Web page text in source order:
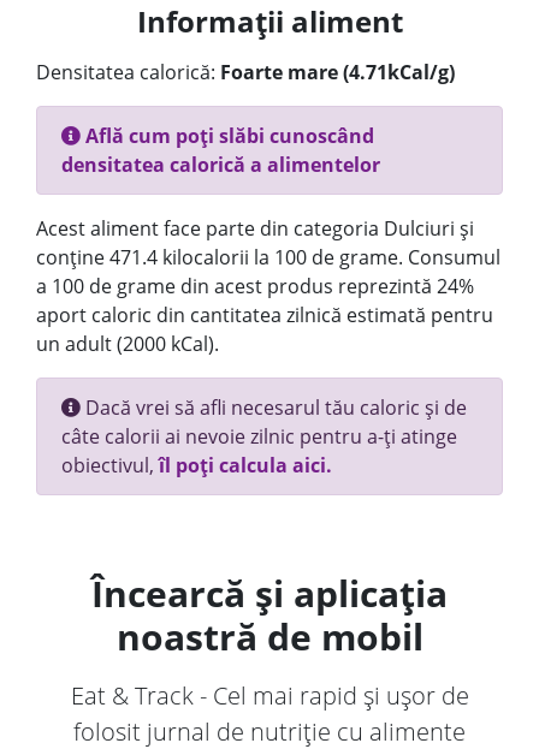
Informații aliment
Densitatea calorică: Foarte mare (4.71kCal/g)
Află cum poți slăbi cunoscând
densitatea calorică a alimentelor
Acest aliment face parte din categoria Dulciuri și
conține 471.4 kilocalorii la 100 de grame. Consumul
a 100 de grame din acest produs reprezintă 24%
aport caloric din cantitatea zilnică estimată pentru
un adult (2000 kCal).
Dacă vrei să afli necesarul tău caloric și de
câte calorii ai nevoie zilnic pentru a-ți atinge
obiectivul,îl poți calcula aici.
Încearcă și aplicația
noastră de mobil
Eat & Track - Cel mai rapid și ușor de
folosit jurnal de nutriție cu alimente